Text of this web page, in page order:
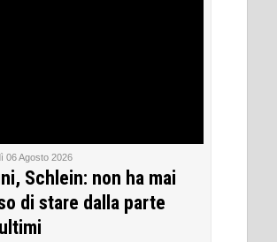
06 Agosto 2026
Schlein: non ha mai
di stare dalla parte